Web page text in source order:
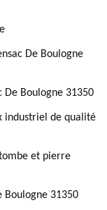
De Boulogne
De Boulogne 31350
industriel de qualité
et pierre
Boulogne 31350